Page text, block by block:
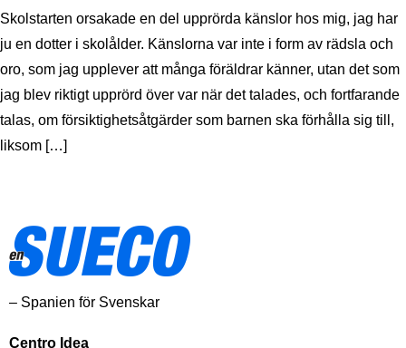
Skolstarten orsakade en del upprörda känslor hos mig, jag har
ju en dotter i skolålder. Känslorna var inte i form av rädsla och
oro, som jag upplever att många föräldrar känner, utan det som
jag blev riktigt upprörd över var när det talades, och fortfarande
talas, om försiktighetsåtgärder som barnen ska förhålla sig till,
liksom […]
– Spanien för Svenskar
Centro Idea